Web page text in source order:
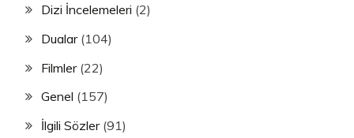
Dizi İncelemeleri (2)
Dualar(104)
Filmler(22)
Genel (157)
İlgili Sözler(91)